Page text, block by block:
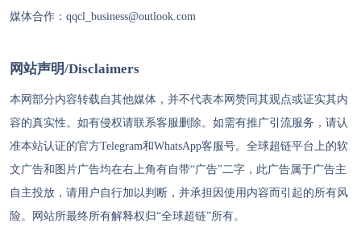
媒体合作： qqcl_business@outlook.com
网站声明/Disclaimers
本网部分内容转载自其他媒体，并不代表本网赞同其观点或证实其内
容的真实性。如有侵权请联系客服删除。如需有推广引流服务，请认
准本站认证的官方Telegram和WhatsApp客服号。 全球超链平台上的软
文广告和图片广告均在右上角有自带“广告”二字，此广告属于广告主
自主投放，请用户自行加以判断，并承担因使用内容而引起的所有风
险。网站所最终所有解释权归“全球超链”所有。